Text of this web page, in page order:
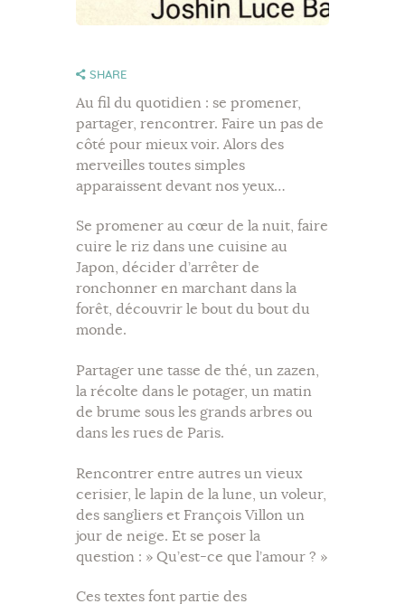
SHARE
Au fil du quotidien : se promener,
partager, rencontrer. Faire un pas de
côté pour mieux voir. Alors des
merveilles toutes simples
apparaissent devant nos yeux…
Se promener au cœur de la nuit, faire
cuire le riz dans une cuisine au
Japon, décider d’arrêter de
ronchonner en marchant dans la
forêt, découvrir le bout du bout du
monde.
Partager une tasse de thé, un zazen,
la récolte dans le potager, un matin
de brume sous les grands arbres ou
dans les rues de Paris.
Rencontrer entre autres un vieux
cerisier, le lapin de la lune, un voleur,
des sangliers et François Villon un
jour de neige. Et se poser la
question : » Qu’est-ce que l’amour ? »
Ces textes font partie des